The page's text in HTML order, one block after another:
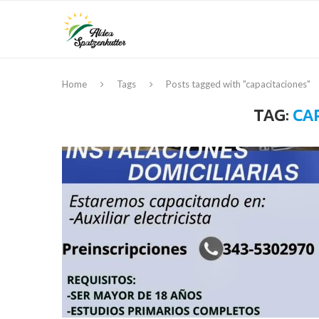
Home Tags Posts tagged with "capacitaciones"
TAG: